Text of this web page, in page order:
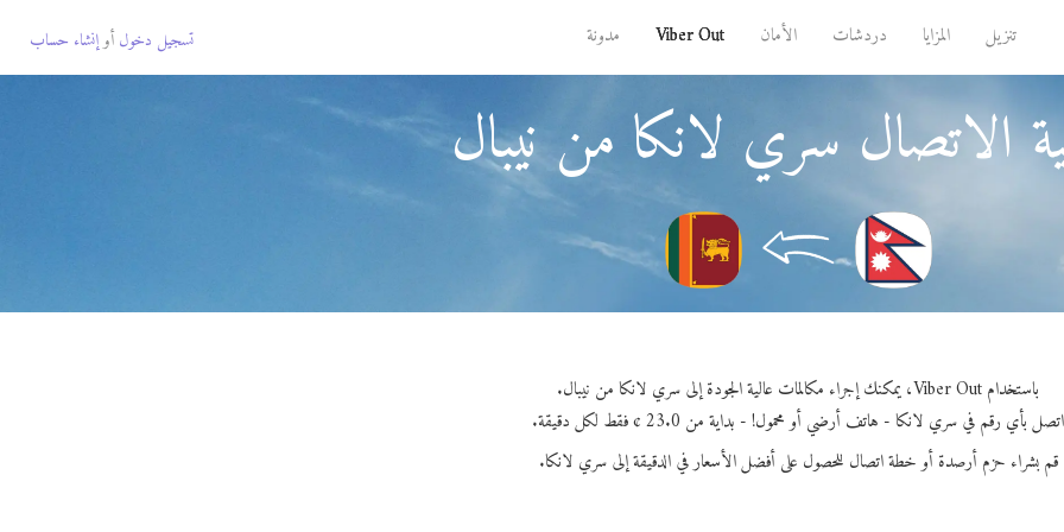
تنزيل المزايا دردشات الأمان Viber Out مدونة تسجيل دخول أوإنشاء حساب
الاتصال سري لانكا من نيبال
باستخدام Viber Out، يمكنك إجراء مكالمات عالية الجودة إلى سري لانكا من نيبال.
اتصل بأي رقم في سري لانكا - هاتف أرضي أو محمول! - بداية من 23.0 ¢ فقط لكل دقيقة.
قم بشراء حزم أرصدة أو خطة اتصال للحصول على أفضل الأسعار في الدقيقة إلى سري لانكا.